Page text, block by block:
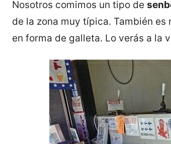
Nosotros comimos un tipo de
de la zona muy típica. También
en forma de galleta. Lo verás a la